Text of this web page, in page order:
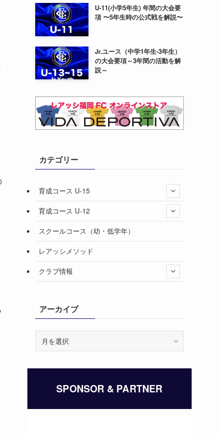
U-11(小学5年生) 年間の大会要
項 〜5年生時の公式戦を解説〜
Jr.ユース（中学1年生-3年生）
の大会要項～3年間の活動を解
説～
カテゴリー
育成コース U-15
育成コース U-12
スクールコース（幼・低学年）
レアッシメソッド
クラブ情報
アーカイブ
イ
SPONSOR & PARTNER